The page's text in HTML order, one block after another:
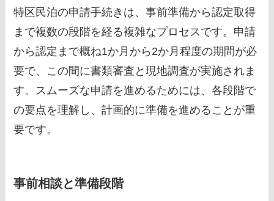
特区民泊の申請手続きは、事前準備から認定取得
まで複数の段階を経る複雑なプロセスです。申請
から認定まで概ね1か月から2か月程度の期間が必
要で、この間に書類審査と現地調査が実施されま
す。スムーズな申請を進めるためには、各段階で
の要点を理解し、計画的に準備を進めることが重
要です。
事前相談と準備段階